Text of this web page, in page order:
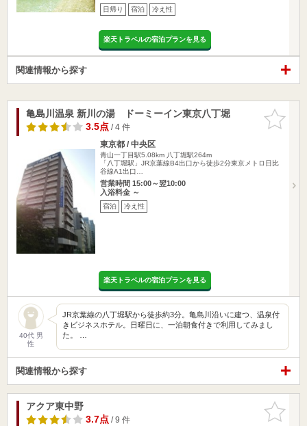
日帰り 宿泊 冷え性
楽天トラベルの宿泊プランを見る
関連情報から探す
お気に入
りに追加
亀島川温泉 新川の湯 ドーミーイン東京八丁堀
3.5点/ 4 件
東京都 / 中央区
青山一丁目駅5.08km 八丁堀駅264m
「八丁堀駅」JR京葉線B4出口から徒歩2分東京メトロ日比
谷線A1出口…
営業時間 15:00～翌10:00
入浴料金 ～
宿泊 冷え性
楽天トラベルの宿泊プランを見る
40代 男
性
JR京葉線の八丁堀駅から徒歩約3分。亀島川沿いに建つ、温泉付
きビジネスホテル。日曜日に、一泊朝食付きで利用してみまし
た。 …
関連情報から探す
お気に入
りに追加
アクア東中野
3.7点/ 9 件